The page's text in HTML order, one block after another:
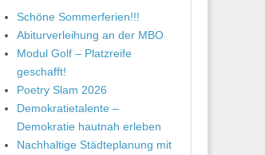
Schöne Sommerferien!!!
Abiturverleihung an der MBO
Modul Golf – Platzreife
geschafft!
Poetry Slam 2026
Demokratietalente –
Demokratie hautnah erleben
Nachhaltige Städteplanung mit